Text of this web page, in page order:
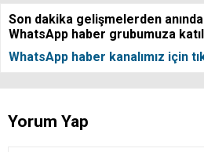
Son dakika gelişmelerden
WhatsApp haber grubumuza
WhatsApp haber kanalımız için
Yorum Yap